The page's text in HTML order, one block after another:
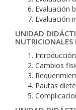
Evaluación
Evaluación
UNIDAD
Cambios
Pautas